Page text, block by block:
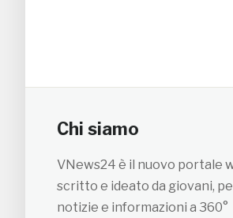
Chi siamo
VNews24 è il nuovo portale
scritto e ideato da giovani,
notizie e informazioni a 360°